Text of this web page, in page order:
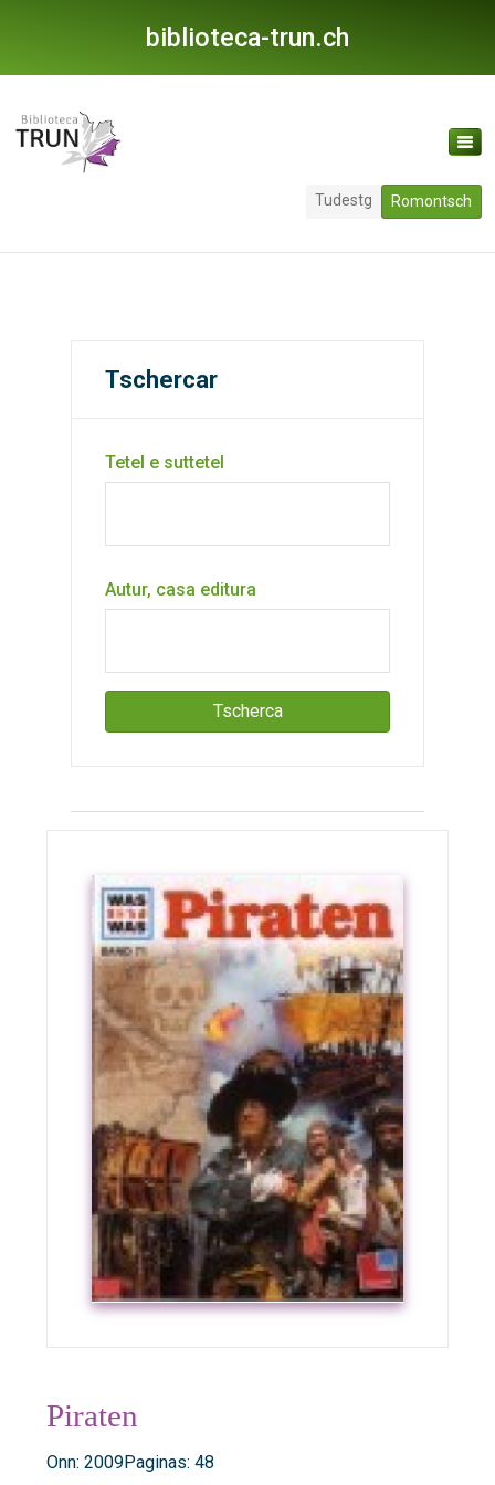
biblioteca-trun.ch
Tudestg Romontsch
Tschercar
Tetel e suttetel
Autur, casa editura
Tscherca
Piraten
Onn: 2009Paginas: 48